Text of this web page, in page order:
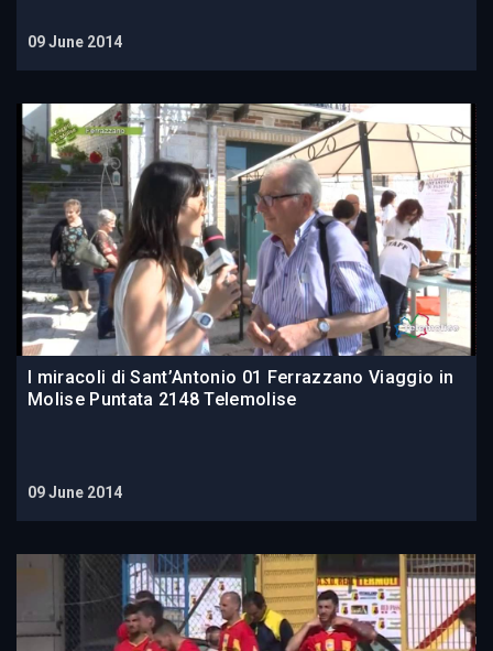
09 June 2014
I miracoli di Sant’Antonio 01 Ferrazzano Viaggio in
Molise Puntata 2148 Telemolise
09 June 2014